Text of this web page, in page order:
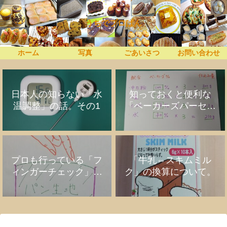
うちでプロぱん
ホーム 写真 ごあいさつ お問い合わせ
日本人の知らない「水
温調整」の話。その1
知っておくと便利な
「ベーカーズパーセン
ト」の話
プロも行っている「フ
ィンガーチェック」の
話。
「牛乳⇔スキムミル
ク」の換算について。